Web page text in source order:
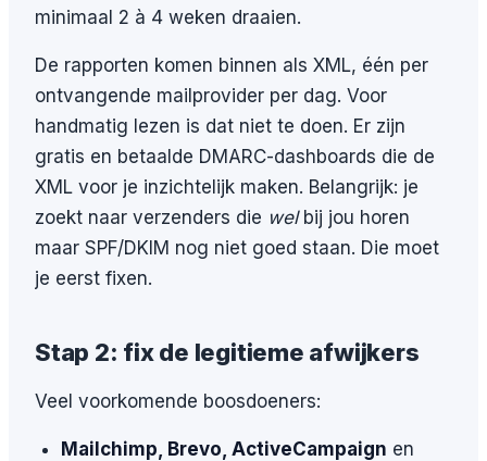
minimaal 2 à 4 weken draaien.
De rapporten komen binnen als XML, één per
ontvangende mailprovider per dag. Voor
handmatig lezen is dat niet te doen. Er zijn
gratis en betaalde DMARC-dashboards die de
XML voor je inzichtelijk maken. Belangrijk: je
zoekt naar verzenders die welbij jou horen
maar SPF/DKIM nog niet goed staan. Die moet
je eerst fixen.
Stap 2: fix de legitieme afwijkers
Veel voorkomende boosdoeners:
Mailchimp, Brevo, ActiveCampaign en